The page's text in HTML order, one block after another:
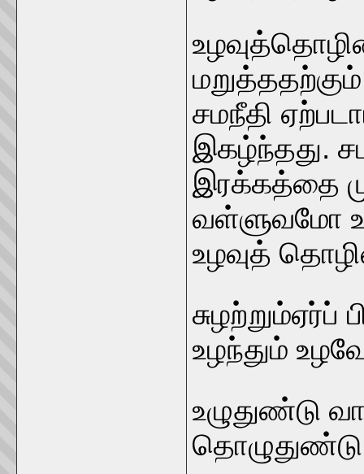
சமநீதி
இகழ்ந்தது.
இரக்கத்தை
வள்ளுவமோ
உழவுத்
உழந்தும்
உழுதுண்டு
தொழுதுண்டு